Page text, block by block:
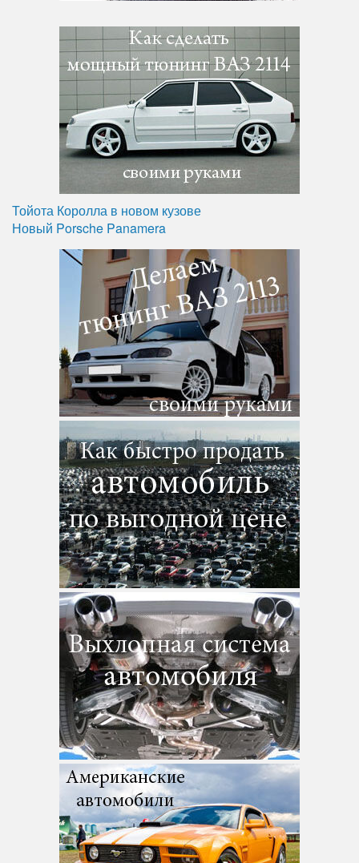
Тойота Королла в новом кузове
Новый Porsche Panamera